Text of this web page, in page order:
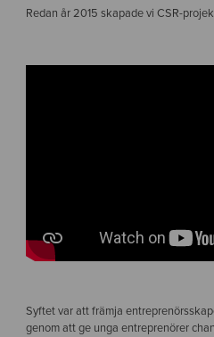
Redan år 2015 skapade vi CSR-
Syftet var att främja
genom att ge unga entreprenörer